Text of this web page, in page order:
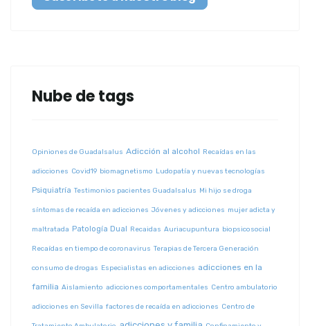
Nube de tags
Opiniones de Guadalsalus Adicción al alcohol Recaídas en las
adicciones Covid19 biomagnetismo Ludopatía y nuevas tecnologías
Psiquiatría Testimonios pacientes Guadalsalus Mi hijo se droga
síntomas de recaída en adicciones Jóvenes y adicciones mujer adicta y
maltratada Patología Dual Recaidas Auriacupuntura biopsicosocial
Recaídas en tiempo de coronavirus Terapias de Tercera Generación
consumo de drogas Especialistas en adicciones adicciones en la
familia Aislamiento adicciones comportamentales Centro ambulatorio
adicciones en Sevilla factores de recaída en adicciones Centro de